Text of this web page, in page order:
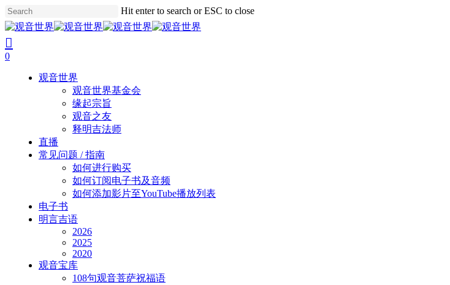
Skip
to
main
content
Hit enter to search or ESC to close
Close
Search
search
account
0
观音世界
观音世界基金会
缘起宗旨
观音之友
释明吉法师
直播
常见问题 / 指南
如何进行购买
如何订阅电子书及音频
如何添加影片至YouTube播放列表
电子书
明言吉语
2026
2025
2020
观音宝库
108句观音菩萨祝福语